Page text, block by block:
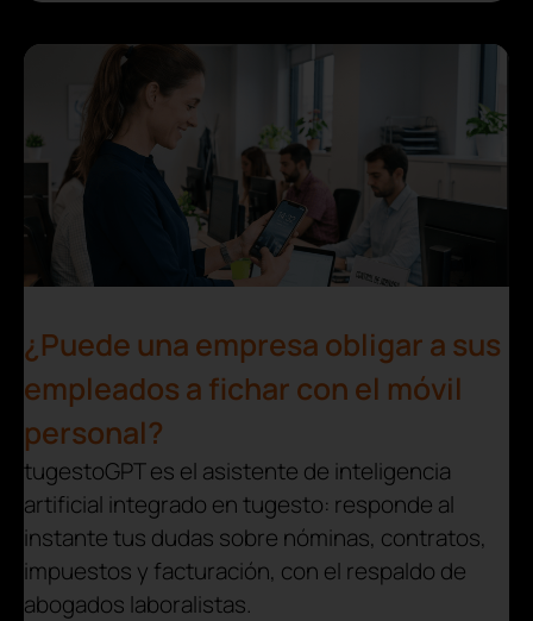
¿Puede una empresa obligar a sus
empleados a fichar con el móvil
personal?
tugestoGPT es el asistente de inteligencia
artificial integrado en tugesto: responde al
instante tus dudas sobre nóminas, contratos,
impuestos y facturación, con el respaldo de
abogados laboralistas.